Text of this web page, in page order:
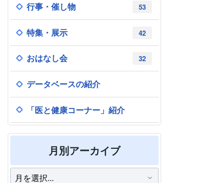
53
行事・催し物
42
特集・展示
32
おはなし会
データベースの紹介
「医と健康コーナー」紹介
月別アーカイブ